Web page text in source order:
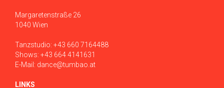
Margaretenstraße 26
1040 Wien
Tanzstudio: +43 660 7164488
Shows: +43 664 4141631
E-Mail: dance@tumbao.at
LINKS